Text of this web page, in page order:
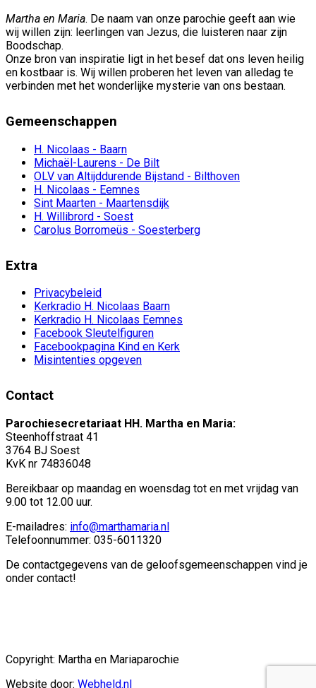
Martha en Maria. De naam van onze parochie geeft aan wie
wij willen zijn: leerlingen van Jezus, die luisteren naar zijn
Boodschap.
Onze bron van inspiratie ligt in het besef dat ons leven heilig
en kostbaar is. Wij willen proberen het leven van alledag te
verbinden met het wonderlijke mysterie van ons bestaan.
Gemeenschappen
H. Nicolaas - Baarn
Michaël-Laurens - De Bilt
OLV van Altijddurende Bijstand - Bilthoven
H. Nicolaas - Eemnes
Sint Maarten - Maartensdijk
H. Willibrord - Soest
Carolus Borromeüs - Soesterberg
Extra
Privacybeleid
Kerkradio H. Nicolaas Baarn
Kerkradio H. Nicolaas Eemnes
Facebook Sleutelfiguren
Facebookpagina Kind en Kerk
Misintenties opgeven
Contact
Parochiesecretariaat HH. Martha en Maria:
Steenhoffstraat 41
3764 BJ Soest
KvK nr 74836048
Bereikbaar op maandag en woensdag tot en met vrijdag van
9.00 tot 12.00 uur.
E-mailadres: info@marthamaria.nl
Telefoonnummer: 035-6011320
De contactgegevens van de geloofsgemeenschappen vind je
onder contact!
Copyright: Martha en Mariaparochie
Website door: Webheld.nl